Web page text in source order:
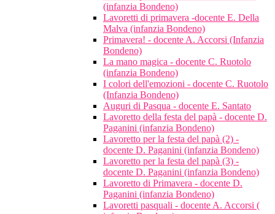
(infanzia Bondeno)
Lavoretti di primavera -docente E. Della
Malva (infanzia Bondeno)
Primavera! - docente A. Accorsi (Infanzia
Bondeno)
La mano magica - docente C. Ruotolo
(infanzia Bondeno)
I colori dell'emozioni - docente C. Ruotolo
(Infanzia Bondeno)
Auguri di Pasqua - docente E. Santato
Lavoretto della festa del papà - docente D.
Paganini (infanzia Bondeno)
Lavoretto per la festa del papà (2) -
docente D. Paganini (infanzia Bondeno)
Lavoretto per la festa del papà (3) -
docente D. Paganini (infanzia Bondeno)
Lavoretto di Primavera - docente D.
Paganini (infanzia Bondeno)
Lavoretti pasquali - docente A. Accorsi (